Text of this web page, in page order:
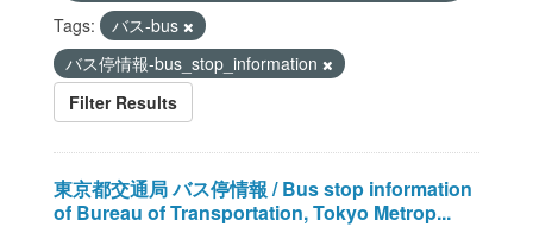
Tags:
バス-bus
バス停情報-bus_stop_information
Filter Results
東京都交通局 バス停情報 / Bus stop information
of Bureau of Transportation, Tokyo Metrop...